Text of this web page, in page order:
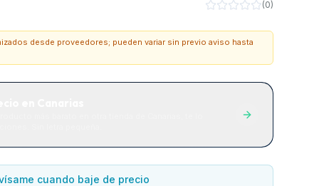
(0)
desde proveedores; pueden variar sin previo aviso hasta
cuando baje de precio